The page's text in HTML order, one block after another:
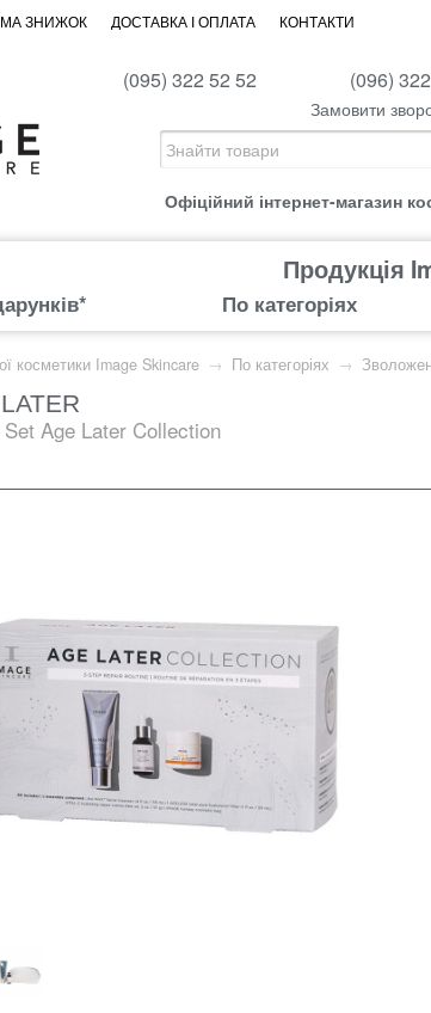
ЗНИЖОК ДОСТАВКА І ОПЛАТА КОНТАКТИ
Офіційний інтернет-магазин
(095) 322 52 52 (096)
Замовити
Продукція
По категоріях
косметики Image Skincare → По категоріях →
Age Later Collection